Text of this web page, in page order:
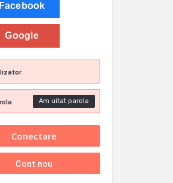
Facebook
Google
Am uitat parola